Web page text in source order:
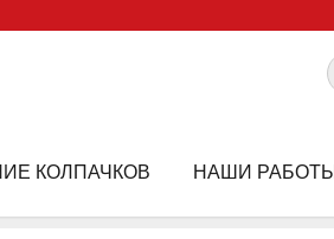
КОЛПАЧКОВ
НАШИ РАБОТЫ